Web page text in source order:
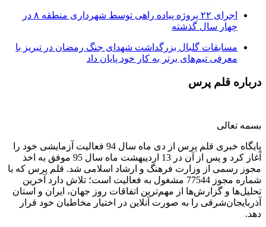
اجرای ۲۲ پروژه پیاده راهی توسط شهرداری منطقه ۸ در
چهار سال گذشته
مسابقات گلبال بزرگداشت شهدای جنگ رمضان در تبریز با
معرفی تیم‌های برتر به کار خود پایان داد
درباره قلم پرس
بسمه تعالی
پایگاه خبری قلم پرس از دی ماه سال 94 فعالیت آزمایشی خود را
آغاز کرد و پس از آن در 13 اردیبهشت ماه سال 95 موفق به اخذ
مجوز رسمی از وزارت فرهنگ و ارشاد اسلامی شد. قلم پرس که با
شماره مجوز 77544 مشغول به فعالیت است؛ تلاش دارد آخرین
تحلیل‌ها و گزارش‌ها از مهم‌ترین اتفاقات روز جهان، ایران و استان
آذربایجان‌شرقی را به صورت آنلاین در اختیار مخاطبان خود قرار
دهد.